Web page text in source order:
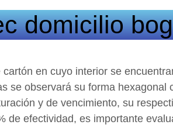
domicilio
en cuyo interior se
se observará su forma
y de vencimiento, su
de efectividad, es importante